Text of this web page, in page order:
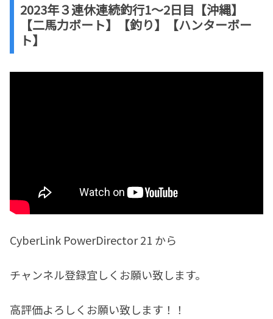
2023年３連休連続釣行1～2日目【沖縄】
【二馬力ボート】【釣り】【ハンターボー
ト】
CyberLink PowerDirector 21 から
チャンネル登録宜しくお願い致します。
高評価よろしくお願い致します！！